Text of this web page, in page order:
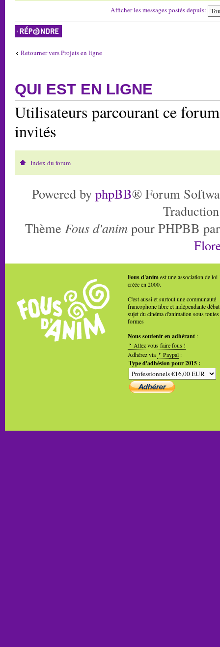
Afficher les messages postés depuis:
Répondre
Retourner vers Projets en ligne
QUI EST EN LIGNE
Utilisateurs parcourant ce
invités
Index du forum
Powered by phpBB® Forum
Thème Fous d'anim pour PHPBB
Fous d'animest une association de loi
créée en 2000.
C'est aussi et surtout une communauté
francophone libre et indépendante
sujet du cinéma d'animation sous toutes
formes
Nous soutenir en adhérant :
Allez vous faire fous !
Adhérez via
Paypal :
Type d'adhésion pour 2015 :